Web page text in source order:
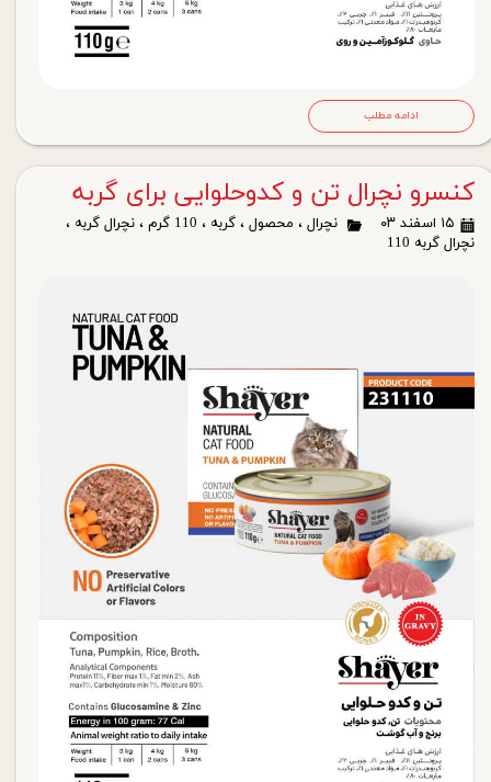
ادامه مطلب
کنسرو نچرال تن و کدوحلوایی برای گربه
۱۵ اسفند ۰۳ نچرال ، محصول ،گربه ، 110 گرم ،نچرال گربه ،
نچرال گربه 110